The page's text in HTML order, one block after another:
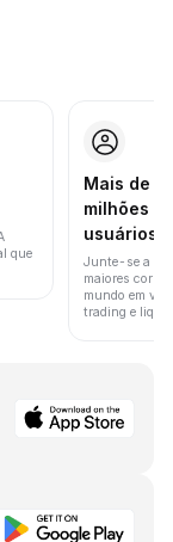
que
Mais de
milhões
usuários
Junte-se a
maiores
mundo em
trading e